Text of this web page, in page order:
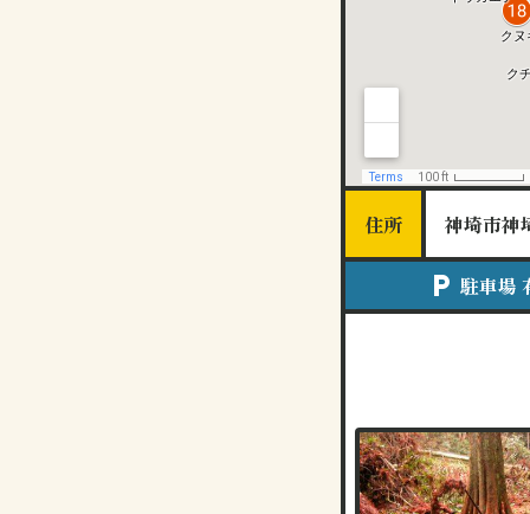
住所 神埼市神
local_parking 駐車場